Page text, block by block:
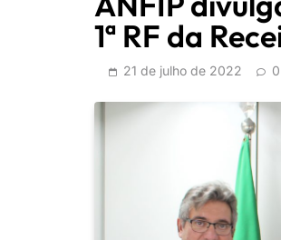
1ª RF da
21 de julho de 2022 0